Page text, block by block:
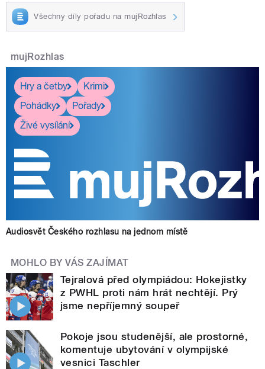
Všechny díly pořadu na mujRozhlas
mujRozhlas
Hry a četby
Krimi
Pohádky
Pořady
Živé vysílání
Audiosvět Českého rozhlasu na jednom místě
MOHLO BY VÁS ZAJÍMAT
Tejralová před olympiádou: Hokejistky
z PWHL proti nám hrát nechtějí. Prý
jsme nepříjemný soupeř
Pokoje jsou studenější, ale prostorné,
komentuje ubytování v olympijské
vesnici Taschler